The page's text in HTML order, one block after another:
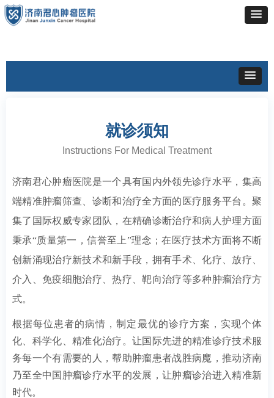
就诊须知
Instructions For Medical Treatment
济南君心肿瘤医院是一个具有国内外领先诊疗水平，集高
端精准肿瘤筛查、诊断和治疗全方面的医疗服务平台。聚
集了国际权威专家团队，在精确诊断治疗和病人护理方面
秉承“质量第一，信誉至上”理念；在医疗技术方面将不断
创新涌现治疗新技术和新手段，拥有手术、化疗、放疗、
介入、免疫细胞治疗、热疗、靶向治疗等多种肿瘤治疗方
式。
根据每位患者的病情，制定最优的诊疗方案，实现个体
化、科学化、精准化治疗。让国际先进的精准诊疗技术服
务每一个有需要的人，帮助肿瘤患者战胜病魔，推动济南
乃至全中国肿瘤诊疗水平的发展，让肿瘤诊治进入精准新
时代。